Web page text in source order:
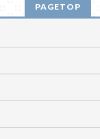
PAGETOP